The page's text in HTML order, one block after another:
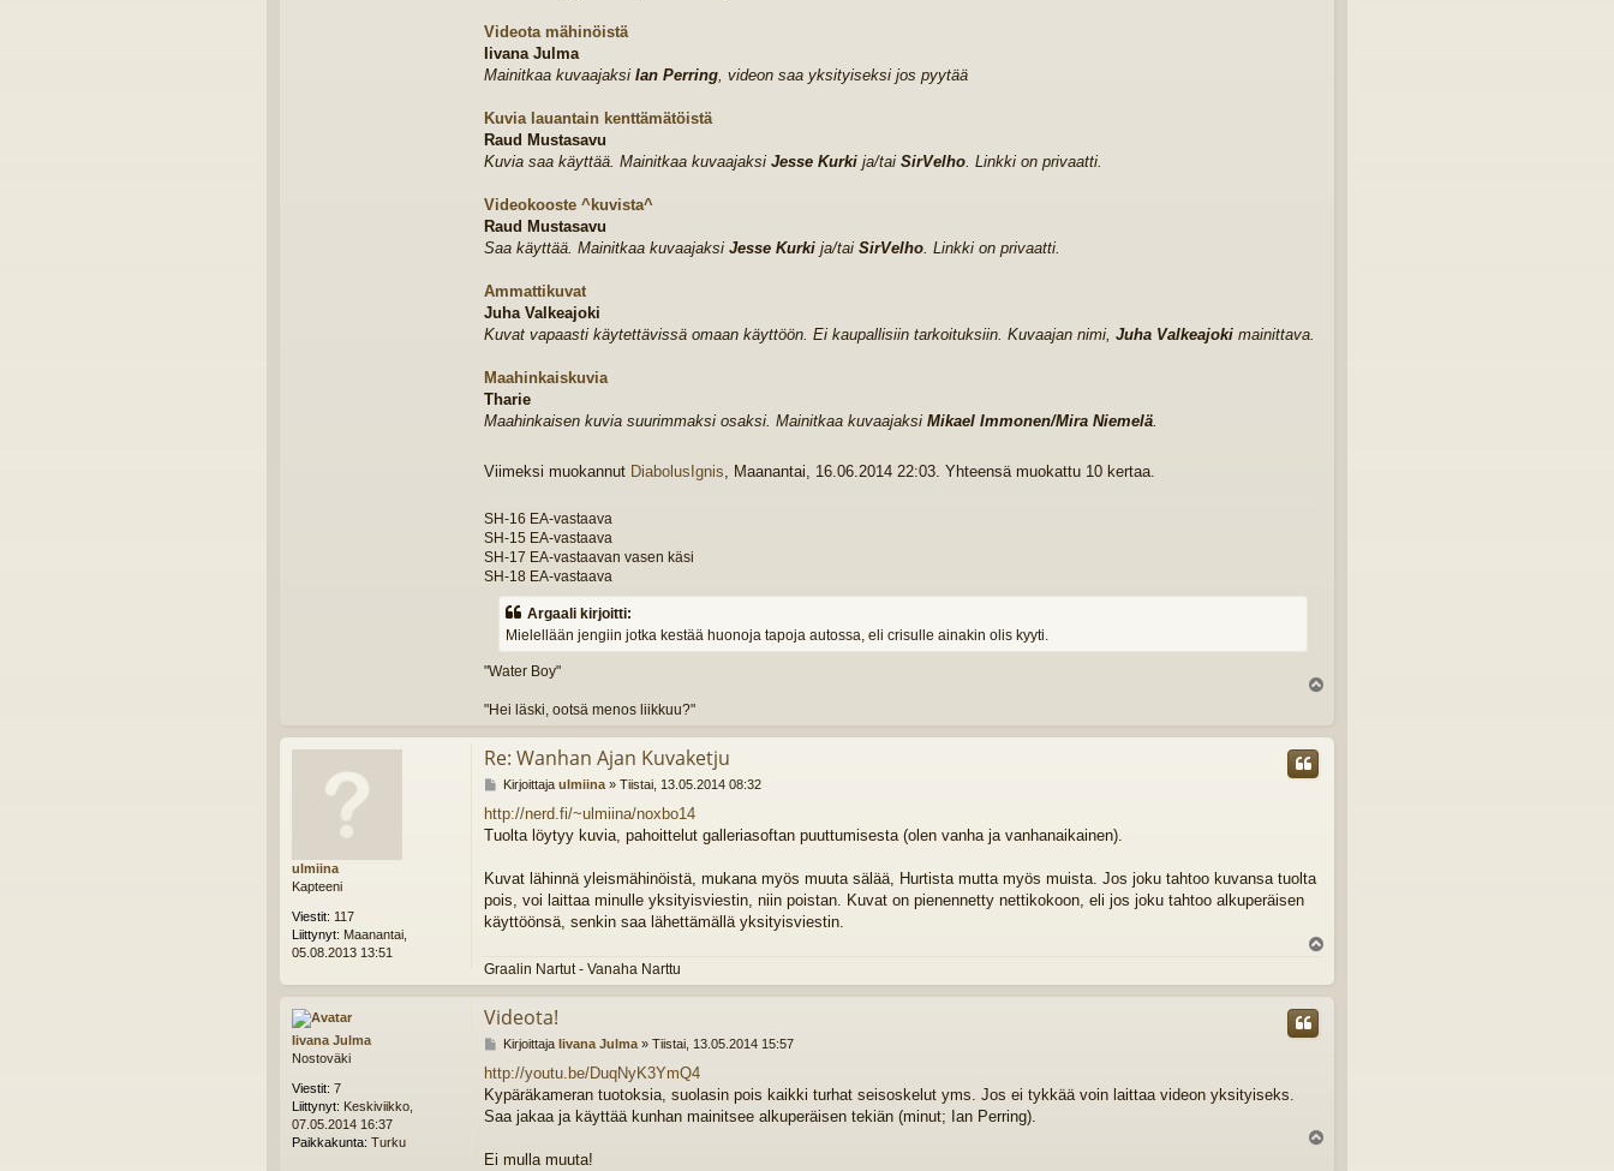
Videota mähinöistä
Iivana Julma
Mainitkaa kuvaajaksi Ian Perring, videon saa yksityiseksi jos pyytää
Kuvia lauantain kenttämätöistä
Raud Mustasavu
Kuvia saa käyttää. Mainitkaa kuvaajaksi Jesse Kurki ja/tai SirVelho. Linkki on privaatti.
Videokooste ^kuvista^
Raud Mustasavu
Saa käyttää. Mainitkaa kuvaajaksi Jesse Kurki ja/tai SirVelho. Linkki on privaatti.
Ammattikuvat
Juha Valkeajoki
Kuvat vapaasti käytettävissä omaan käyttöön. Ei kaupallisiin tarkoituksiin. Kuvaajan nimi, Juha Valkeajoki mainittava.
Maahinkaiskuvia
Tharie
Maahinkaisen kuvia suurimmaksi osaksi. Mainitkaa kuvaajaksi Mikael Immonen/Mira Niemelä.
Viimeksi muokannut DiabolusIgnis, Maanantai, 16.06.2014 22:03. Yhteensä muokattu 10 kertaa.
SH-16 EA-vastaava
SH-15 EA-vastaava
SH-17 EA-vastaavan vasen käsi
SH-18 EA-vastaava
Argaali kirjoitti:
Mielellään jengiin jotka kestää huonoja tapoja autossa, eli crisulle ainakin olis kyyti.
"Water Boy"
"Hei läski, ootsä menos liikkuu?"
s
ulmiina
Kapteeni
Viestit: 117
Liittynyt: Maanantai,
05.08.2013 13:51
Re: Wanhan Ajan Kuvaketju
V
e
s
Kirjoittaja ulmiina» Tiistai, 13.05.2014 08:32
http://nerd.fi/~ulmiina/noxbo14
Tuolta löytyy kuvia, pahoittelut galleriasoftan puuttumisesta (olen vanha ja vanhanaikainen).
Kuvat lähinnä yleismähinöistä, mukana myös muuta sälää, Hurtista mutta myös muista. Jos joku tahtoo kuvansa tuolta
pois, voi laittaa minulle yksityisviestin, niin poistan. Kuvat on pienennetty nettikokoon, eli jos joku tahtoo alkuperäisen
käyttöönsä, senkin saa lähettämällä yksityisviestin.
Graalin Nartut - Vanaha Narttu
ö
s
Iivana Julma
Nostoväki
Viestit: 7
Liittynyt: Keskiviikko,
07.05.2014 16:37
Paikkakunta: Turku
Videota!
V
e
s
t
Kirjoittaja Iivana Julma» Tiistai, 13.05.2014 15:57
http://youtu.be/DuqNyK3YmQ4
Kypäräkameran tuotoksia, suolasin pois kaikki turhat seisoskelut yms. Jos ei tykkää voin laittaa videon yksityiseks.
Saa jakaa ja käyttää kunhan mainitsee alkuperäisen tekiän (minut; Ian Perring).
Ei mulla muuta!